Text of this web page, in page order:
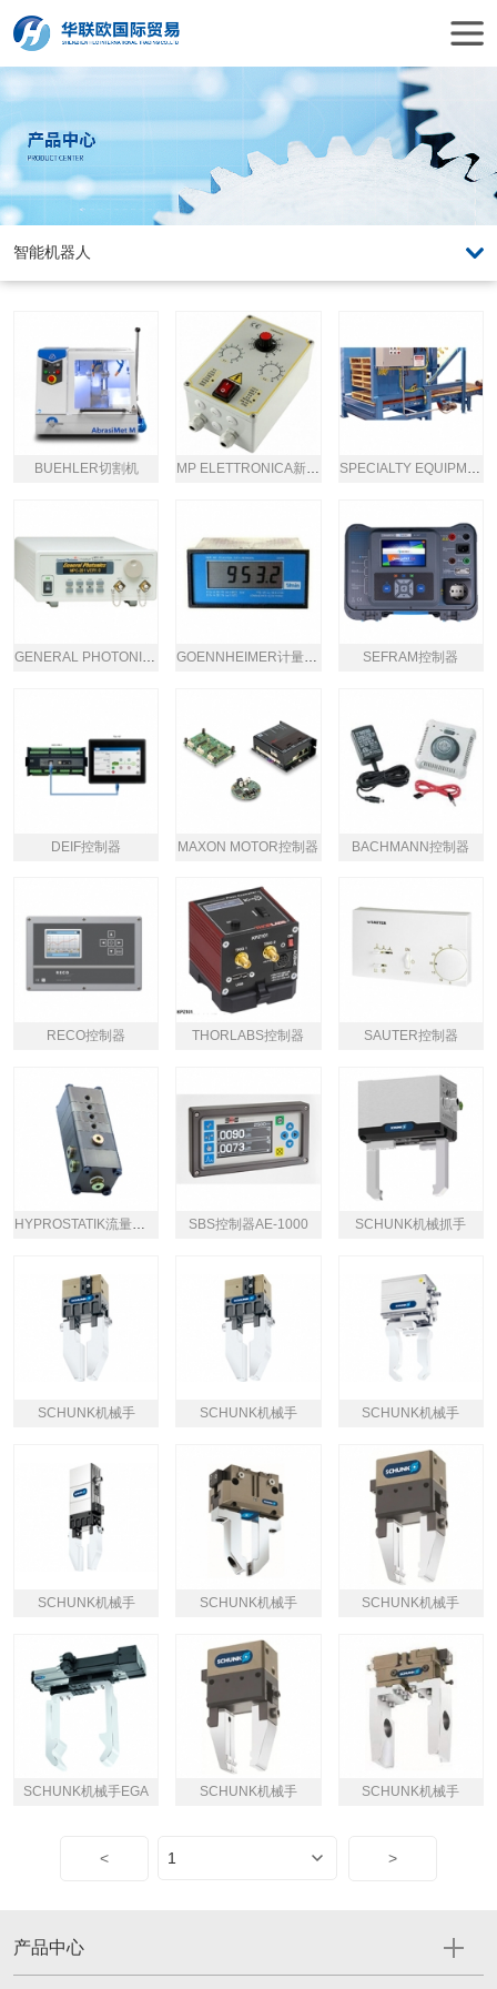
BUEHLER切割机 MP ELETTRONICA新型频率控制器 SPECIALTY EQUIPMENT码垛机
GENERAL PHOTONICS偏振控制器 GOENNHEIMER计量控制器 SEFRAM控制器
DEIF控制器 MAXON MOTOR控制器 BACHMANN控制器
RECO控制器 THORLABS控制器 SAUTER控制器
HYPROSTATIK流量控制器 SBS控制器AE-1000 SCHUNK机械抓手
SCHUNK机械手 SCHUNK机械手 SCHUNK机械手
SCHUNK机械手 SCHUNK机械手 SCHUNK机械手
SCHUNK机械手EGA SCHUNK机械手 SCHUNK机械手
< >
产品中心